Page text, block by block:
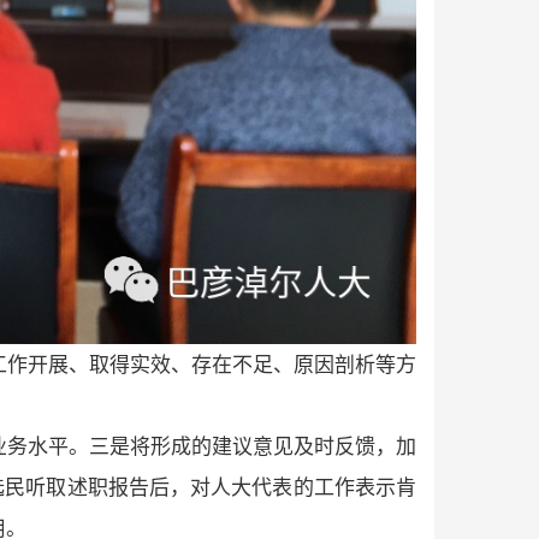
开展、取得实效、存在不足、原因剖析等方
水平。三是将形成的建议意见及时反馈，加
听取述职报告后，对人大代表的工作表示肯